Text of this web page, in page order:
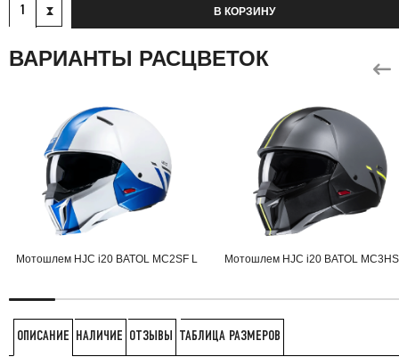
В КОРЗИНУ
ВАРИАНТЫ РАСЦВЕТОК
Мотошлем HJC i20 BATOL MC2SF L Мотошлем HJC i20 BATOL
ОПИСАНИЕ НАЛИЧИЕ ОТЗЫВЫ ТАБЛИЦА РАЗМЕРОВ